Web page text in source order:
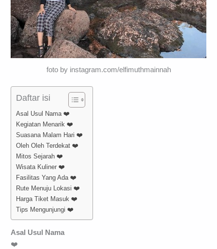
foto by instagram.com/elfimuthmainnah
Daftar isi
Asal Usul Nama ❤️
Kegiatan Menarik ❤️
Suasana Malam Hari ❤️
Oleh Oleh Terdekat ❤️
Mitos Sejarah ❤️
Wisata Kuliner ❤️
Fasilitas Yang Ada ❤️
Rute Menuju Lokasi ❤️
Harga Tiket Masuk ❤️
Tips Mengunjungi ❤️
Asal Usul Nama
❤️